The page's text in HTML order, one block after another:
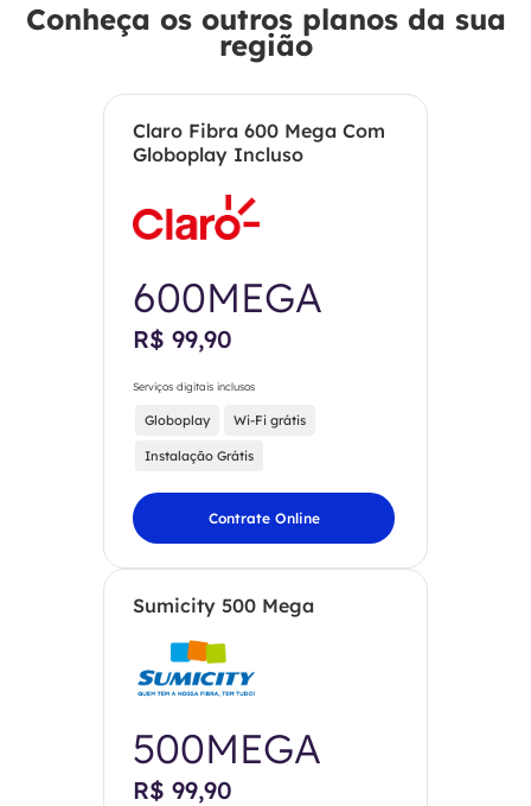
Conheça os outros planos da sua
região
Claro Fibra 600 Mega Com
Globoplay Incluso
600MEGA
R$ 99,90
Serviços digitais inclusos
Globoplay Wi-Fi grátis
Instalação Grátis
Contrate Online
Sumicity 500 Mega
500MEGA
R$ 99,90